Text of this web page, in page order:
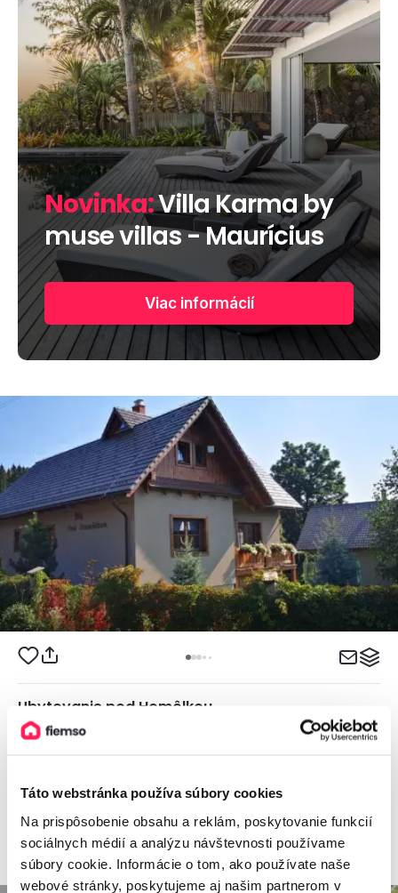
Táto webstránka používa súbory cookies
Na prispôsobenie obsahu a reklám, poskytovanie funkcií
sociálnych médií a analýzu návštevnosti používame
súbory cookie. Informácie o tom, ako používate naše
webové stránky, poskytujeme aj našim partnerom v
Novinka:Villa Karma by
muse villas - Maurícius
Viac informácií
Ubytovanie pod Homôlkou
Apartmán, Jamník, Slovensko
od120€ / noc